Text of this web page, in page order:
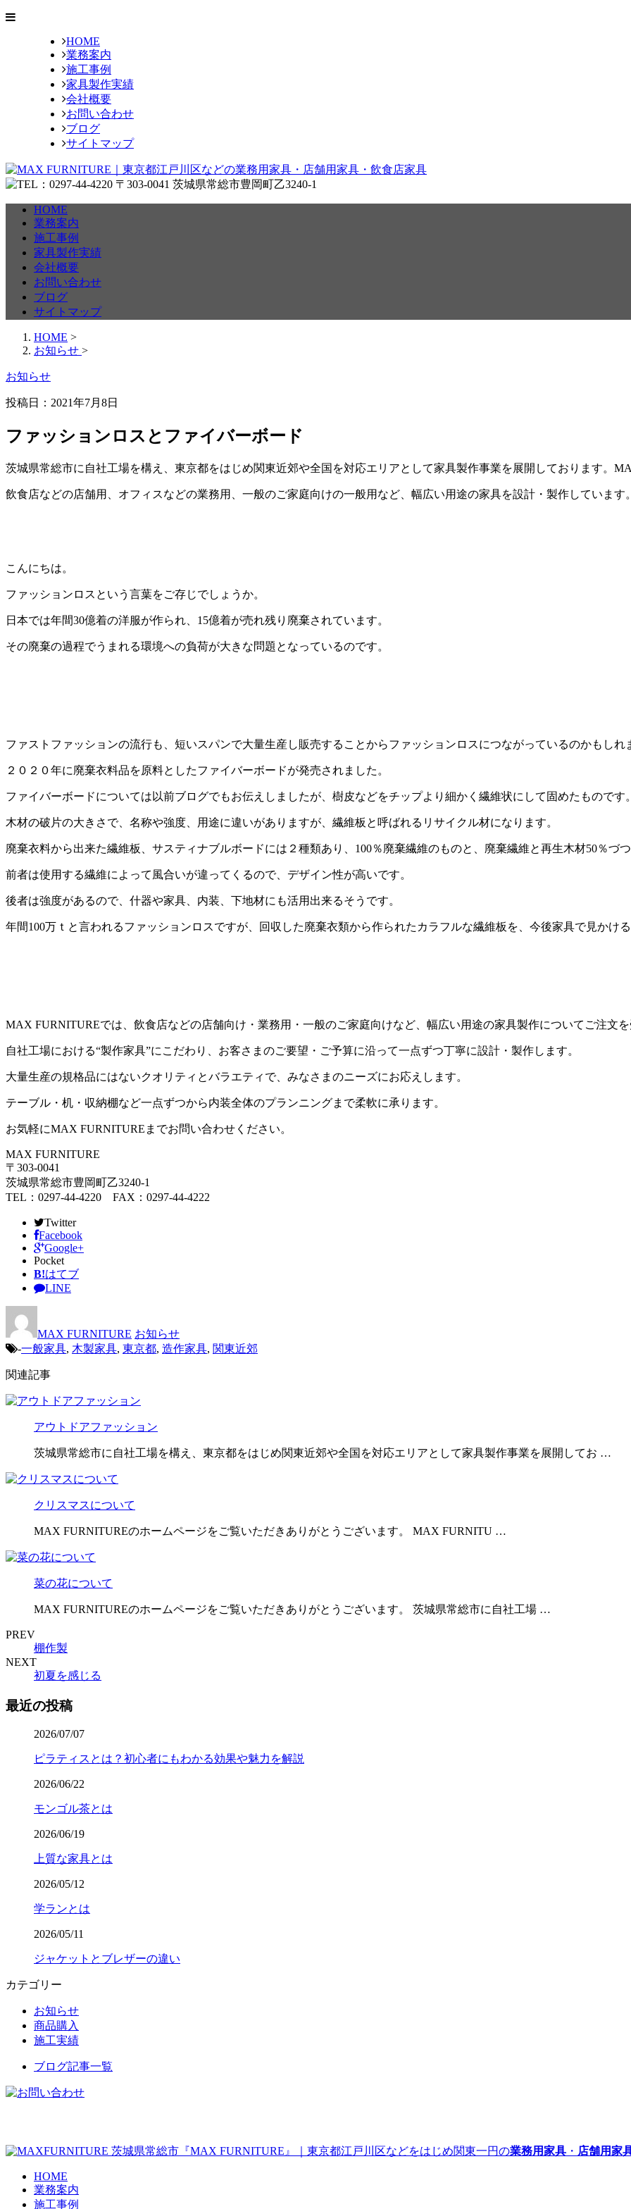
HOME
業務案内
施工事例
家具製作実績
会社概要
お問い合わせ
ブログ
サイトマップ
HOME
業務案内
施工事例
家具製作実績
会社概要
お問い合わせ
ブログ
サイトマップ
HOME >
お知らせ >
お知らせ
投稿日： 2021年7月8日
ファッションロスとファイバーボード
茨城県常総市に自社工場を構え、東京都をはじめ関東近郊や全国を対応エリアとして家具製作事業を展開しております。
飲食店などの店舗用、オフィスなどの業務用、一般のご家庭向けの一般用など、幅広い用途の家具を設計・製作しています。
こんにちは。
ファッションロスという言葉をご存じでしょうか。
日本では年間30億着の洋服が作られ、15億着が売れ残り廃棄されています。
その廃棄の過程でうまれる環境への負荷が大きな問題となっているのです。
ファストファッションの流行も、短いスパンで大量生産し販売することからファッションロスにつながっているのかもしれ
２０２０年に廃棄衣料品を原料としたファイバーボードが発売されました。
ファイバーボードについては以前ブログでもお伝えしましたが、樹皮などをチップより細かく繊維状にして固めたものです。
木材の破片の大きさで、名称や強度、用途に違いがありますが、繊維板と呼ばれるリサイクル材になります。
廃棄衣料から出来た繊維板、サスティナブルボードには２種類あり、100％廃棄繊維のものと、廃棄繊維と再生木材50％づ
前者は使用する繊維によって風合いが違ってくるので、デザイン性が高いです。
後者は強度があるので、什器や家具、内装、下地材にも活用出来るそうです。
年間100万ｔと言われるファッションロスですが、回収した廃棄衣類から作られたカラフルな繊維板を、今後家具で見かけ
MAX FURNITUREでは、飲食店などの店舗向け・業務用・一般のご家庭向けなど、幅広い用途の家具製作についてご注文を
自社工場における“製作家具”にこだわり、お客さまのご要望・ご予算に沿って一点ずつ丁寧に設計・製作します。
大量生産の規格品にはないクオリティとバラエティで、みなさまのニーズにお応えします。
テーブル・机・収納棚など一点ずつから内装全体のプランニングまで柔軟に承ります。
お気軽にMAX FURNITUREまでお問い合わせください。
MAX FURNITURE
〒303-0041
茨城県常総市豊岡町乙3240-1
TEL：0297-44-4220 FAX：0297-44-4222
Twitter
Facebook
Google+
Pocket
B!はてブ
LINE
MAX FURNITURE お知らせ
-一般家具, 木製家具, 東京都, 造作家具, 関東近郊
関連記事
アウトドアファッション
茨城県常総市に自社工場を構え、東京都をはじめ関東近郊や全国を対応エリアとして家具製作事業を展開してお …
クリスマスについて
MAX FURNITUREのホームページをご覧いただきありがとうございます。 MAX FURNITU …
菜の花について
MAX FURNITUREのホームページをご覧いただきありがとうございます。 茨城県常総市に自社工場 …
PREV
棚作製
NEXT
初夏を感じる
最近の投稿
2026/07/07
ピラティスとは？初心者にもわかる効果や魅力を解説
2026/06/22
モンゴル茶とは
2026/06/19
上質な家具とは
2026/05/12
学ランとは
2026/05/11
ジャケットとブレザーの違い
カテゴリー
お知らせ
商品購入
施工実績
ブログ記事一覧
茨城県常総市『MAX FURNITURE』｜東京都江戸川区などをはじめ関東一円の業務用家具 ・ 店舗用家
HOME
業務案内
施工事例